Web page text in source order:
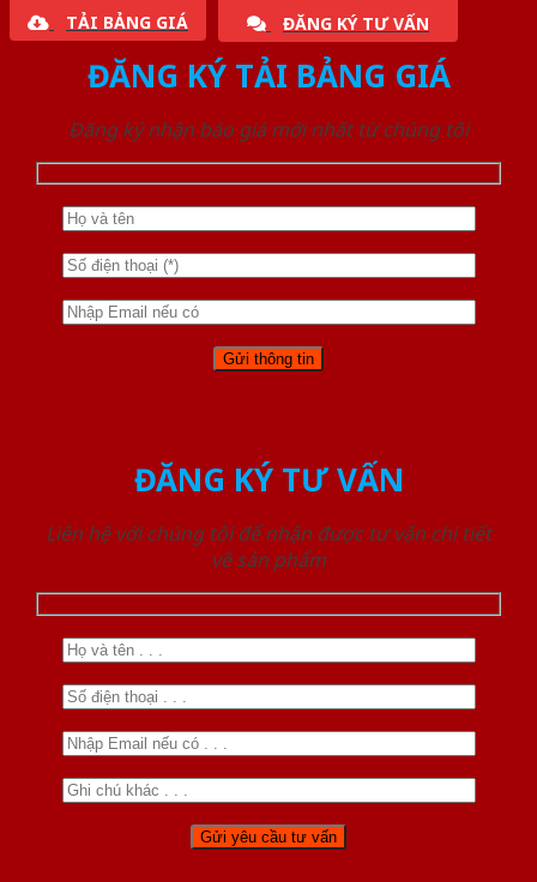
TẢI BẢNG GIÁ ĐĂNG KÝ TƯ VẤN
ĐĂNG KÝ TẢI BẢNG GIÁ
Đăng ký nhận báo giá mới nhất từ chúng tôi
ĐĂNG KÝ TƯ VẤN
Liên hệ với chúng tôi để nhận được tư vấn chi tiết
về sản phẩm